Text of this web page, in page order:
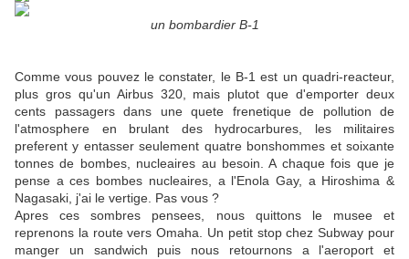
un bombardier B-1
Comme vous pouvez le constater, le B-1 est un quadri-reacteur,
plus gros qu'un Airbus 320, mais plutot que d'emporter deux
cents passagers dans une quete frenetique de pollution de
l'atmosphere en brulant des hydrocarbures, les militaires
preferent y entasser seulement quatre bonshommes et soixante
tonnes de bombes, nucleaires au besoin. A chaque fois que je
pense a ces bombes nucleaires, a l'Enola Gay, a Hiroshima &
Nagasaki, j'ai le vertige. Pas vous ?
Apres ces sombres pensees, nous quittons le musee et
reprenons la route vers Omaha. Un petit stop chez Subway pour
manger un sandwich puis nous retournons a l'aeroport et